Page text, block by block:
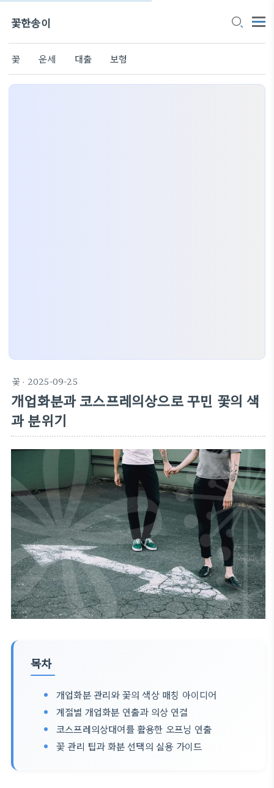
꽃한송이
꽃 운세 대출 보험
꽃 · 2025-09-25
개업화분과 코스프레의상으로 꾸민 꽃의 색
과 분위기
목차
개업화분 관리와 꽃의 색상 매칭 아이디어
계절별 개업화분 연출과 의상 연결
코스프레의상대여를 활용한 오프닝 연출
꽃 관리 팁과 화분 선택의 실용 가이드